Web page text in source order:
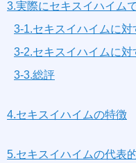
3.実際にセキスイハイム
3-1.セキスイハイムに
3-2.セキスイハイムに
3-3.総評
4.セキスイハイムの特徴
5.セキスイハイムの代表